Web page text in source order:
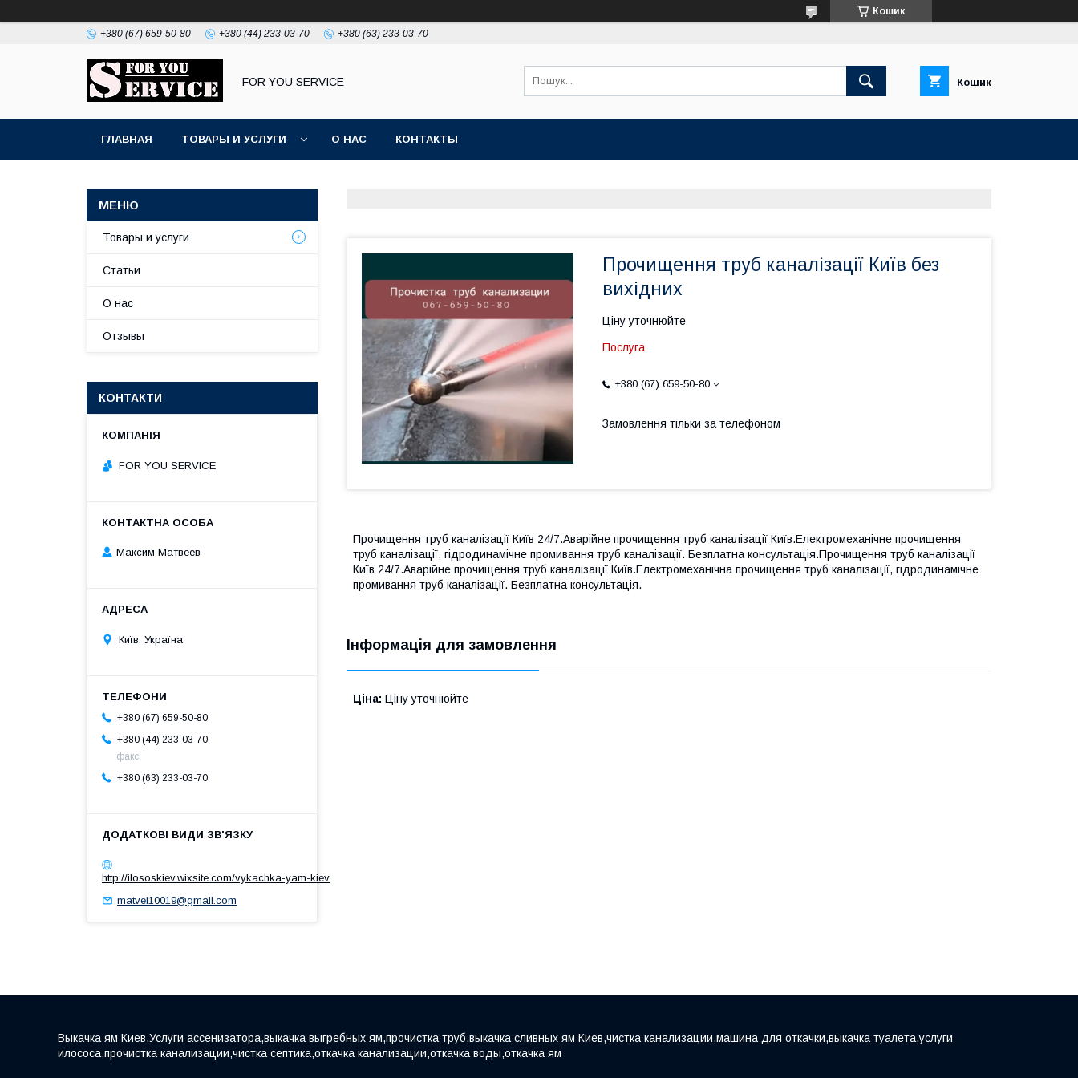
Кошик
+380 (67) 659-50-80 +380 (44) 233-03-70 +380 (63) 233-03-70
FOR YOU SERVICE Кошик
ГЛАВНАЯ ТОВАРЫ И УСЛУГИ О НАС КОНТАКТЫ
Прочищення труб каналізації Київ без
вихідних
Ціну уточнюйте
Послуга
+380 (67) 659-50-80
Замовлення тільки за телефоном
Прочищення труб каналізації Київ 24/7.Аварійне прочищення труб каналізації Київ.Електромеханічне прочищення
труб каналізації, гідродинамічне промивання труб каналізації. Безплатна консультація.Прочищення труб каналізації
Київ 24/7.Аварійне прочищення труб каналізації Київ.Електромеханічна прочищення труб каналізації, гідродинамічне
промивання труб каналізації. Безплатна консультація.
Інформація для замовлення
Ціна: Ціну уточнюйте
Товары и услуги
Статьи
О нас
Отзывы
КОНТАКТИ
FOR YOU SERVICE
Максим Матвеев
Київ, Україна
+380 (67) 659-50-80
+380 (44) 233-03-70
факс
+380 (63) 233-03-70
http://ilososkiev.wixsite.com/vykachka-yam-kiev
matvei10019@gmail.com
Выкачка ям Киев,Услуги ассенизатора,выкачка выгребных ям,прочистка труб,выкачка сливных ям Киев,чистка канализации,машина для откачки,выкачка туалета,услуги
илососа,прочистка канализации,чистка септика,откачка канализации,откачка воды,откачка ям